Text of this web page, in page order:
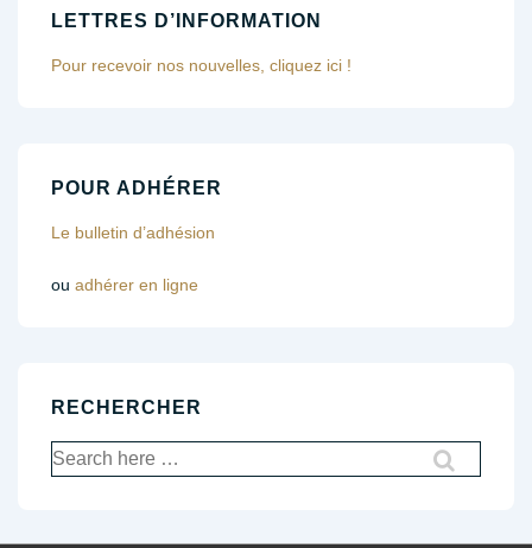
LETTRES D’INFORMATION
Pour recevoir nos nouvelles, cliquez ici !
POUR ADHÉRER
Le bulletin d’adhésion
ou adhérer en ligne
RECHERCHER
Recherche
pour: